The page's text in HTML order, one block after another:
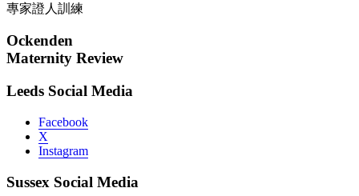
專家證人訓練
Ockenden
Maternity Review
Leeds Social Media
Facebook
X
Instagram
Sussex Social Media